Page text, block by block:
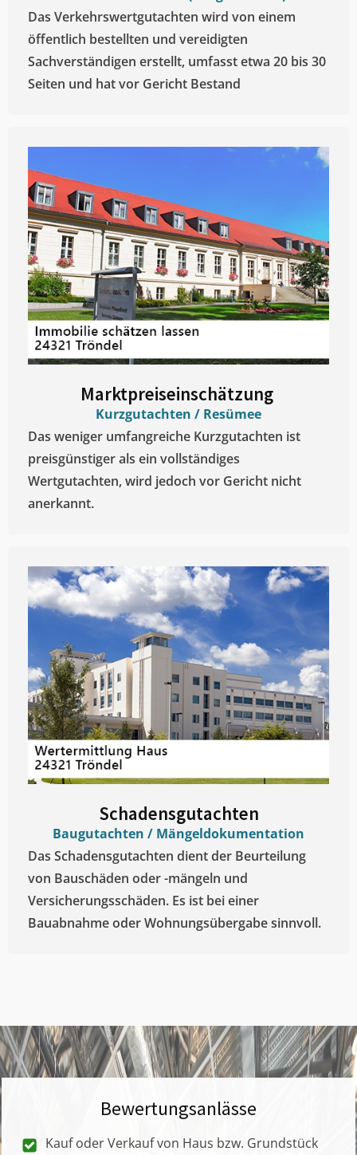
Das Verkehrswertgutachten wird von einem
öffentlich bestellten und vereidigten
Sachverständigen erstellt, umfasst etwa 20 bis 30
Seiten und hat vor Gericht Bestand
Marktpreiseinschätzung ​
Kurzgutachten / Resümee
Das weniger umfangreiche Kurzgutachten ist
preisgünstiger als ein vollständiges
Wertgutachten, wird jedoch vor Gericht nicht
anerkannt.
Schadensgutachten
Baugutachten / Mängeldokumentation
Das Schadensgutachten dient der Beurteilung
von Bauschäden oder -mängeln und
Versicherungsschäden. Es ist bei einer
Bauabnahme oder Wohnungsübergabe sinnvoll.
Bewertungsanlässe
Kauf oder Verkauf von Haus bzw. Grundstück